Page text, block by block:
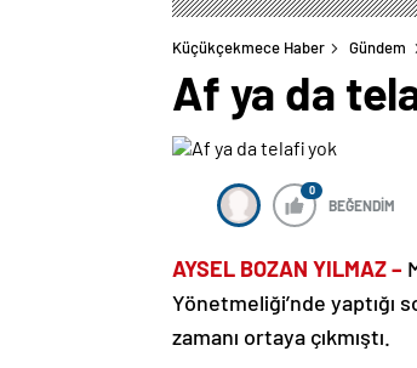
Küçükçekmece Haber Gündem
Af ya da
0
BEĞENDİM
AYSEL BOZAN YILMAZ –
Yönetmeliği’nde yaptığı
zamanı ortaya çıkmıştı.